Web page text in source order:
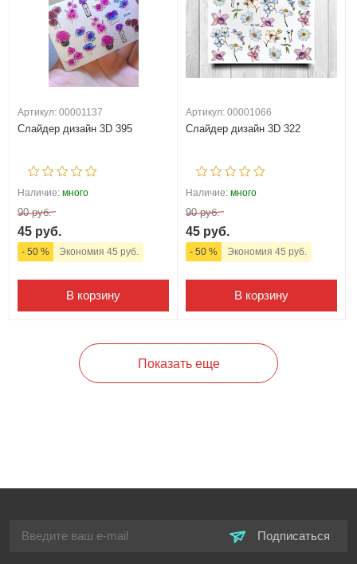
Артикул: 00001137
Слайдер дизайн 3D 395
Наличие: много
90 руб.
45 руб.
- 50 % Экономия 45 руб.
В корзину
Артикул: 00001066
Слайдер дизайн 3D 322
Наличие: много
90 руб.
45 руб.
- 50 % Экономия 45 руб.
В корзину
Показать еще
Подписаться